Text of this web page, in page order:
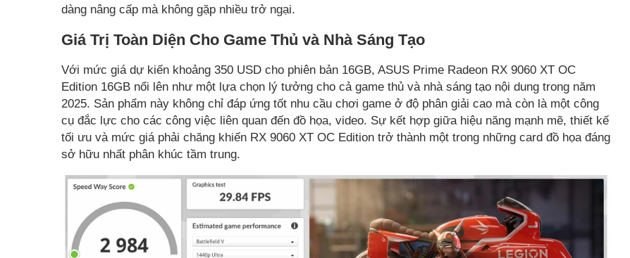
dàng nâng cấp mà không gặp nhiều trở ngại.
Giá Trị Toàn Diện Cho Game Thủ và Nhà Sáng Tạo
Với mức giá dự kiến khoảng 350 USD cho phiên bản 16GB, ASUS Prime Radeon RX 9060 XT OC
Edition 16GB nổi lên như một lựa chọn lý tưởng cho cả game thủ và nhà sáng tạo nội dung trong năm
2025. Sản phẩm này không chỉ đáp ứng tốt nhu cầu chơi game ở độ phân giải cao mà còn là một công
cụ đắc lực cho các công việc liên quan đến đồ họa, video. Sự kết hợp giữa hiệu năng mạnh mẽ, thiết kế
tối ưu và mức giá phải chăng khiến RX 9060 XT OC Edition trở thành một trong những card đồ họa đáng
sở hữu nhất phân khúc tầm trung.